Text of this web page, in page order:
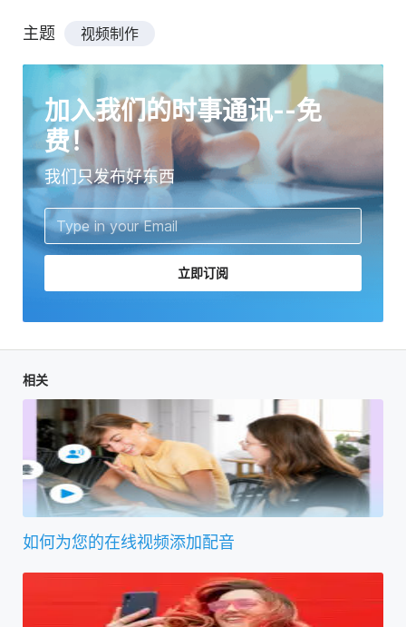
主题 视频制作
加入我们的时事通讯--免
费！
我们只发布好东西
立即订阅
相关
如何为您的在线视频添加配音